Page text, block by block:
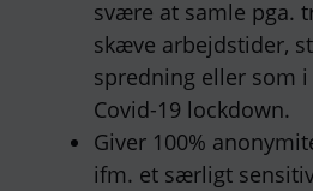
svære at samle pga.
skæve arbejdstider,
spredning eller som
Covid-19 lockdown.
Giver 100%
ifm. et særligt